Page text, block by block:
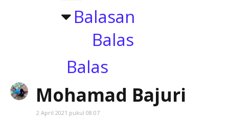
Balasan
Balas
Balas
Mohamad Bajuri
2 April 2021 pukul 08.07